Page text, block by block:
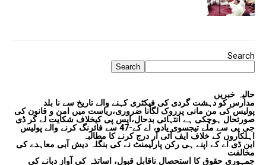
Search
Search
حالیہ خبریں
مدارس کو دہشت گردی کی فیکٹری کہنے والے تاریخ سے نا بلد
پولیس کی من مانی پرروک لگانا ضروری،ریاست میں امن و قانون کی
صورتحال ہوچکی ہے انتہائی بدحال،ایس پی کیخلاف شکایت لے کر ڈی
جی پی سے ملے تیجسوی یادو، اے کے-47 سے فائرنگ کرنے والے پولیس
اہلکاروں کے خلاف ایف آئی آر درج کرنے کا مطالبہ
این ڈی اے کے اپنے ہی رکن پارلیمنٹ نے کی بنگلہ دیش آبی معاہدے کی
مخالفت
جمہوری حقوق کا استحصال ناقابل قبول، اساتذہ کی آواز دبانے کی